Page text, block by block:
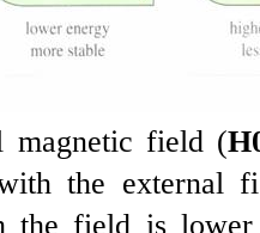
magnetic field (
the external
the field is